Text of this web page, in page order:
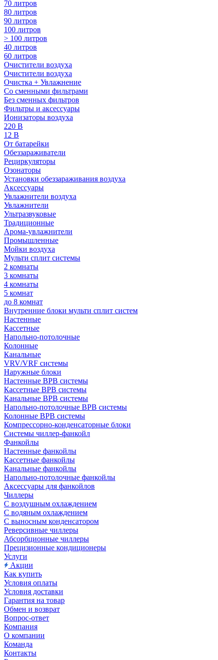
70 литров
80 литров
90 литров
100 литров
> 100 литров
40 литров
60 литров
Очистители воздуха
Очистители воздуха
Очистка + Увлажнение
Cо сменными фильтрами
Без сменных фильтров
Фильтры и аксессуары
Ионизаторы воздуха
220 В
12 В
От батарейки
Обеззараживатели
Рециркуляторы
Озонаторы
Установки обеззараживания воздуха
Аксессуары
Увлажнители воздуха
Увлажнители
Ультразвуковые
Традиционные
Арома-увлажнители
Промышленные
Мойки воздуха
Мульти сплит системы
2 комнаты
3 комнаты
4 комнаты
5 комнат
до 8 комнат
Внутренние блоки мульти сплит систем
Настенные
Кассетные
Напольно-потолочные
Колонные
Канальные
VRV/VRF системы
Наружные блоки
Настенные ВРВ системы
Кассетные ВРВ системы
Канальные ВРВ системы
Напольно-потолочные ВРВ системы
Колонные ВРВ системы
Компрессорно-конденсаторные блоки
Системы чиллер-фанкойл
Фанкойлы
Настенные фанкойлы
Кассетные фанкойлы
Канальные фанкойлы
Напольно-потолочные фанкойлы
Аксессуары для фанкойлов
Чиллеры
С воздушным охлаждением
С водяным охлаждением
С выносным конденсатором
Реверсивные чиллеры
Абсорбционные чиллеры
Прецизионные кондиционеры
Услуги
Акции
Как купить
Условия оплаты
Условия доставки
Гарантия на товар
Обмен и возврат
Вопрос-ответ
Компания
О компании
Команда
Контакты